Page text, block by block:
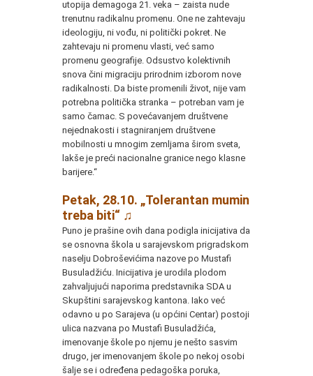
utopija demagoga 21. veka – zaista nude
trenutnu radikalnu promenu. One ne zahtevaju
ideologiju, ni vođu, ni politički pokret. Ne
zahtevaju ni promenu vlasti, već samo
promenu geografije. Odsustvo kolektivnih
snova čini migraciju prirodnim izborom nove
radikalnosti. Da biste promenili život, nije vam
potrebna politička stranka – potreban vam je
samo čamac. S povećavanjem društvene
nejednakosti i stagniranjem društvene
mobilnosti u mnogim zemljama širom sveta,
lakše je preći nacionalne granice nego klasne
barijere.“
Petak, 28.10. „Tolerantan mumin
treba biti“ ♫
Puno je prašine ovih dana podigla inicijativa da
se osnovna škola u sarajevskom prigradskom
naselju Dobroševićima nazove po Mustafi
Busuladžiću. Inicijativa je urodila plodom
zahvaljujući naporima predstavnika SDA u
Skupštini sarajevskog kantona. Iako već
odavno u po Sarajeva (u općini Centar) postoji
ulica nazvana po Mustafi Busuladžića,
imenovanje škole po njemu je nešto sasvim
drugo, jer imenovanjem škole po nekoj osobi
šalje se i određena pedagoška poruka,